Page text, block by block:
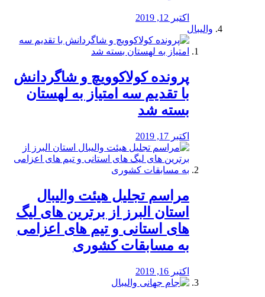
اکتبر 12, 2019
والیبال
پرونده کولاکوویچ و شاگردانش
با تقدیم سه امتیاز به لهستان
بسته شد
اکتبر 17, 2019
مراسم تجلیل هیئت والیبال
استان البرز از برترین های لیگ
های استانی و تیم های اعزامی
به مسابقات کشوری
اکتبر 16, 2019